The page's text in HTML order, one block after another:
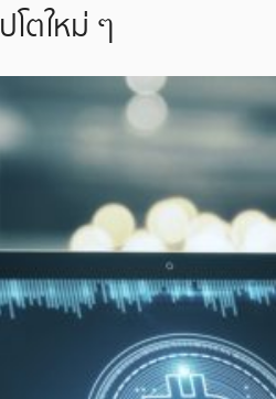
ตใหม่ ๆ